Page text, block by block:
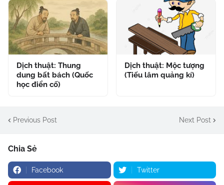
Dịch thuật: Thung
dung bất bách (Quốc
học điển cố)
Dịch thuật: Mộc tượng
(Tiếu lâm quảng kí)
Previous Post Next Post
Chia Sẻ
Facebook Twitter